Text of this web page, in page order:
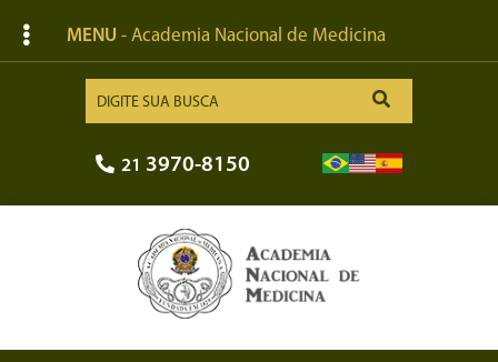
MENU - Academia Nacional de Medicina
21 3970-8150